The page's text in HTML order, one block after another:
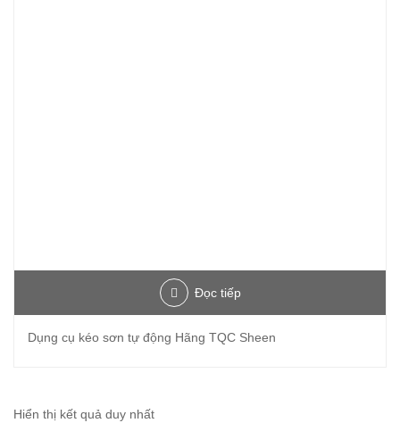
Đọc tiếp
Dụng cụ kéo sơn tự động Hãng TQC Sheen
Hiển thị kết quả duy nhất